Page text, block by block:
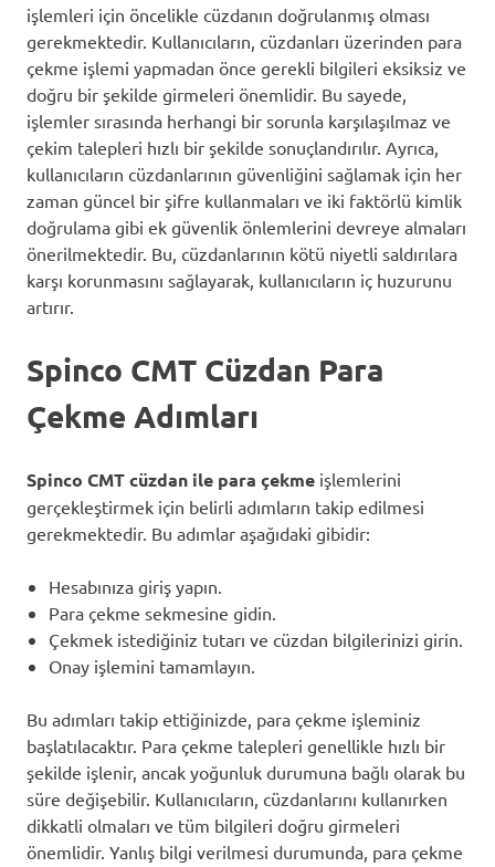
işlemleri için öncelikle cüzdanın doğrulanmış olması
gerekmektedir. Kullanıcıların, cüzdanları üzerinden para
çekme işlemi yapmadan önce gerekli bilgileri eksiksiz ve
doğru bir şekilde girmeleri önemlidir. Bu sayede,
işlemler sırasında herhangi bir sorunla karşılaşılmaz ve
çekim talepleri hızlı bir şekilde sonuçlandırılır. Ayrıca,
kullanıcıların cüzdanlarının güvenliğini sağlamak için her
zaman güncel bir şifre kullanmaları ve iki faktörlü kimlik
doğrulama gibi ek güvenlik önlemlerini devreye almaları
önerilmektedir. Bu, cüzdanlarının kötü niyetli saldırılara
karşı korunmasını sağlayarak, kullanıcıların iç huzurunu
artırır.
Spinco CMT Cüzdan Para
Çekme Adımları
Spinco CMT cüzdan ile para çekme işlemlerini
gerçekleştirmek için belirli adımların takip edilmesi
gerekmektedir. Bu adımlar aşağıdaki gibidir:
Hesabınıza giriş yapın.
Para çekme sekmesine gidin.
Çekmek istediğiniz tutarı ve cüzdan bilgilerinizi girin.
Onay işlemini tamamlayın.
Bu adımları takip ettiğinizde, para çekme işleminiz
başlatılacaktır. Para çekme talepleri genellikle hızlı bir
şekilde işlenir, ancak yoğunluk durumuna bağlı olarak bu
süre değişebilir. Kullanıcıların, cüzdanlarını kullanırken
dikkatli olmaları ve tüm bilgileri doğru girmeleri
önemlidir. Yanlış bilgi verilmesi durumunda, para çekme